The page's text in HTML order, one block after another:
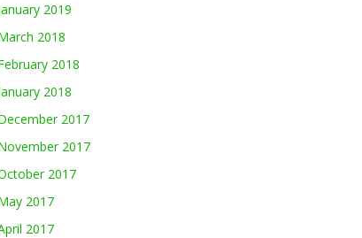
2019
2018
2018
2018
2017
2017
2017
2017
2017